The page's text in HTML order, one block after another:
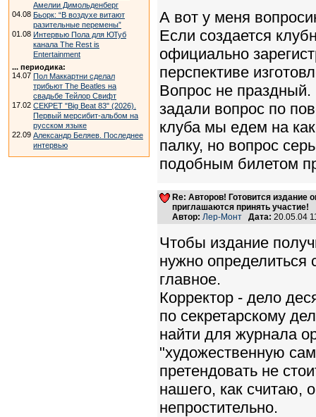
Амелии Димольденберг
04.08 Бьорк: “В воздухе витают
разительные перемены”
01.08 Интервью Пола для ЮТуб
канала The Rest is
Entertainment
... периодика:
14.07 Пол Маккартни сделал
трибьют The Beatles на
свадьбе Тейлор Свифт
17.02 СЕКРЕТ "Big Beat 83" (2026).
Первый мерсибит-альбом на
русском языке
22.09 Александр Беляев. Последнее
интервью
А вот у меня
Если создается
официально
перспективе
Вопрос не
задали вопрос по
клуба мы едем на
палку, но вопрос
подобным билетом
Re: Авторов! Готовится
приглашаются принять участие!
Автор: Лер-Монт Дата: 20.05.04
Чтобы издание
нужно определиться
главное.
Корректор - дело
по секретарскому
найти для журнала
"художественную
претендовать не
нашего, как считаю,
непростительно.